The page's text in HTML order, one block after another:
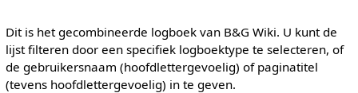
Dit is het gecombineerde logboek van B&G Wiki. U kunt de
lijst filteren door een specifiek logboektype te selecteren, of
de gebruikersnaam (hoofdlettergevoelig) of paginatitel
(tevens hoofdlettergevoelig) in te geven.